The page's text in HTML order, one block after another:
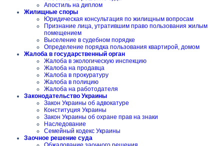
Апостиль на диплом
Жилищные споры
Юридическая консультация по жилищным вопросам
Признание лица, утратившим право пользования жилым
помещением
Выселение в судебном порядке
Определение порядка пользования квартирой, домом
Жалоба в государственный орган
Жалоба в экологическую инспекцию
Жалоба на продавца
Жалоба в прокуратуру
Жалоба в полицию
Жалоба на работодателя
Законодательство Украины
Закон Украины об адвокатуре
Конституция Украины
Закон Украины об охране прав на знаки
Наследование
Семейный кодекс Украины
Заочное решение суда